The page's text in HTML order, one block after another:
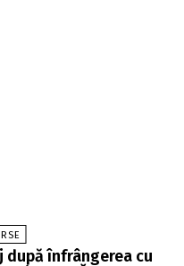
după înfrângerea cu